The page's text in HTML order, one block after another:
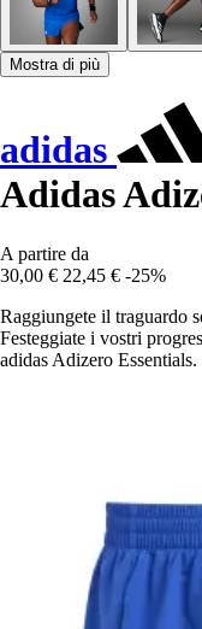
Mostra di più
adidas
Adidas
A partire da
30,00 € 22,45 € -25%
Raggiungete il traguardo
Festeggiate i vostri
adidas Adizero Essentials.